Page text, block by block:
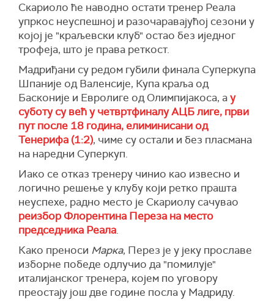
Скариоло ће наводно остати тренер Реала
упркос неуспешној и разочаравајућој сезони у
којој је "краљевски клуб" остао без иједног
трофеја, што је права реткост.
Мадриђани су редом губили финала Суперкупа
Шпаније од Валенсије, Купа краља од
Басконије и Евролиге од Олимпијакоса, ау
суботу су већ у четвртфиналу АЦБ лиге, први
пут после 18 година, елиминисани од
Тенерифа (1:2), чиме су остали и без пласмана
на наредни Суперкуп.
Иако се отказ тренеру чинио као извесно и
логично решење у клубу који ретко прашта
неуспехе, радно место је Скариолу сачувао
реизбор Флорентина Переза на место
председника Реала.
Како преноси Марка, Перез је у јеку прославе
изборне победе одлучио да "помилује"
италијанског тренера, којем по уговору
преостају још две године посла у Мадриду.